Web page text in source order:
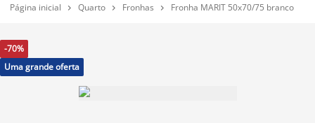
Página inicial  Quarto  Fronhas  Fronha MARIT 50x70/75 branco
-70%
Uma grande oferta